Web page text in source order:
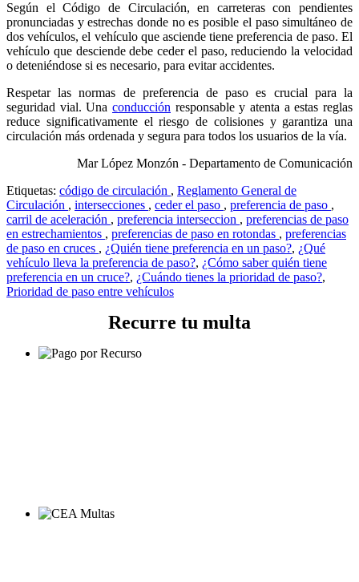
Según el Código de Circulación, en carreteras con pendientes
pronunciadas y estrechas donde no es posible el paso simultáneo de
dos vehículos, el vehículo que asciende tiene preferencia de paso. El
vehículo que desciende debe ceder el paso, reduciendo la velocidad
o deteniéndose si es necesario, para evitar accidentes.
Respetar las normas de preferencia de paso es crucial para la
seguridad vial. Una conducción responsable y atenta a estas reglas
reduce significativamente el riesgo de colisiones y garantiza una
circulación más ordenada y segura para todos los usuarios de la vía.
Mar López Monzón - Departamento de Comunicación
Etiquetas: código de circulación , Reglamento General de
Circulación , intersecciones , ceder el paso , preferencia de paso ,
carril de aceleración , preferencia interseccion , preferencias de paso
en estrechamientos , preferencias de paso en rotondas , preferencias
de paso en cruces , ¿Quién tiene preferencia en un paso?, ¿Qué
vehículo lleva la preferencia de paso?, ¿Cómo saber quién tiene
preferencia en un cruce?, ¿Cuándo tienes la prioridad de paso?,
Prioridad de paso entre vehículos
Recurre tu multa